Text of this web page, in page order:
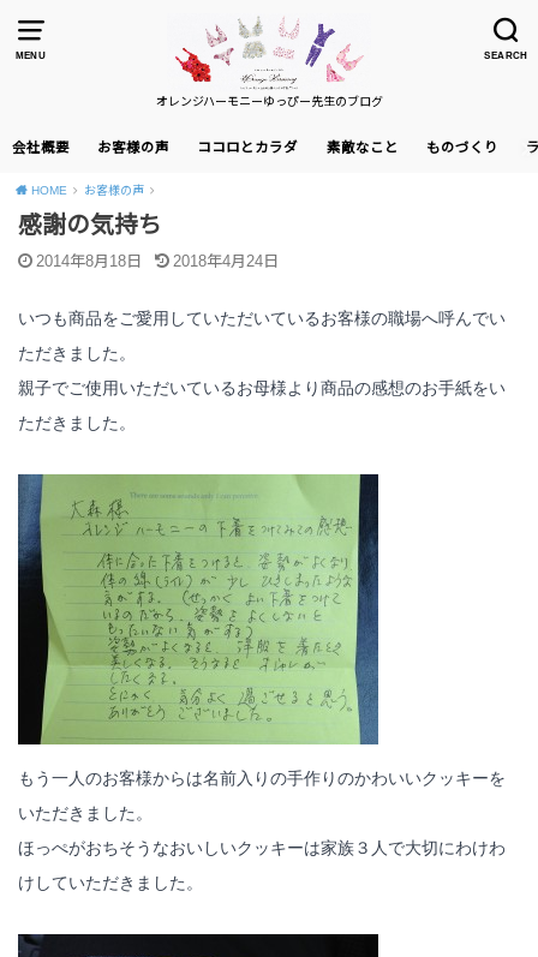
MENU SEARCH
オレンジハーモニーゆっぴー先生のブログ
会社概要 お客様の声 ココロとカラダ 素敵なこと ものづくり
HOME お客様の声
感謝の気持ち
2014年8月18日 2018年4月24日
いつも商品をご愛用していただいているお客様の職場へ呼んでい
ただきました。
親子でご使用いただいているお母様より商品の感想のお手紙をい
ただきました。
もう一人のお客様からは名前入りの手作りのかわいいクッキーを
いただきました。
ほっぺがおちそうなおいしいクッキーは家族３人で大切にわけわ
けしていただきました。